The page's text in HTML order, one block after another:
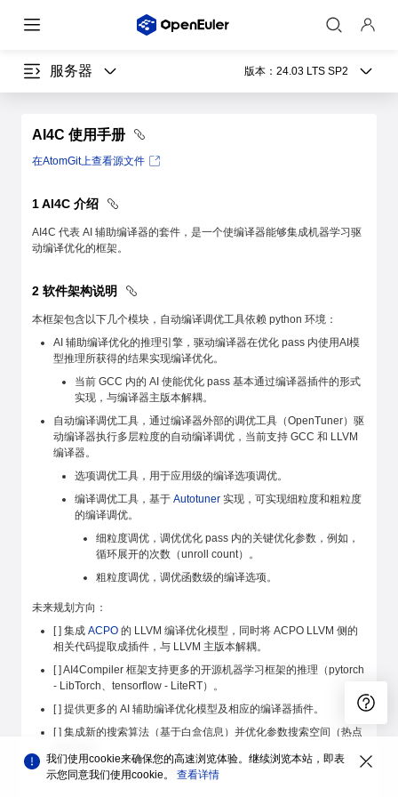
服务器 版本： 24.03 LTS SP2
AI4C 使用手册
在AtomGit上查看源文件
1 AI4C 介绍
AI4C 代表 AI 辅助编译器的套件，是一个使编译器能够集成机器学习驱
动编译优化的框架。
2 软件架构说明
本框架包含以下几个模块，自动编译调优工具依赖 python 环境：
AI 辅助编译优化的推理引擎，驱动编译器在优化 pass 内使用AI模
型推理所获得的结果实现编译优化。
当前 GCC 内的 AI 使能优化 pass 基本通过编译器插件的形式
实现，与编译器主版本解耦。
自动编译调优工具，通过编译器外部的调优工具（OpenTuner）驱
动编译器执行多层粒度的自动编译调优，当前支持 GCC 和 LLVM
编译器。
选项调优工具，用于应用级的编译选项调优。
编译调优工具，基于 Autotuner 实现，可实现细粒度和粗粒度
的编译调优。
细粒度调优，调优优化 pass 内的关键优化参数，例如，
循环展开的次数（unroll count）。
粗粒度调优，调优函数级的编译选项。
未来规划方向：
[ ] 集成 ACPO 的 LLVM 编译优化模型，同时将 ACPO LLVM 侧的
相关代码提取成插件，与 LLVM 主版本解耦。
[ ] AI4Compiler 框架支持更多的开源机器学习框架的推理（pytorch
- LibTorch、tensorflow - LiteRT）。
[ ] 提供更多的 AI 辅助编译优化模型及相应的编译器插件。
[ ] 集成新的搜索算法（基于白盒信息）并优化参数搜索空间（热点
[ ] 支持 JDK 的编译参数调优。
我们使用cookie来确保您的高速浏览体验。继续浏览本站，即表
示您同意我们使用cookie。 查看详情